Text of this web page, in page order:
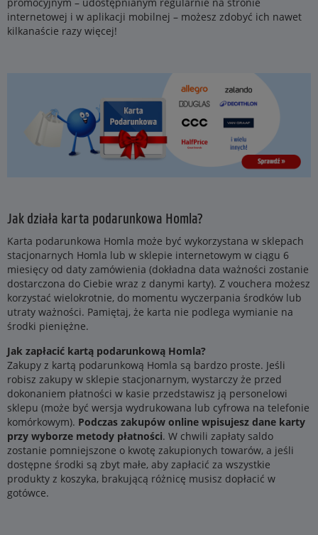
internetowej i w aplikacji mobilnej – możesz zdobyć ich nawet
kilkanaście razy więcej!
Jak działa karta podarunkowa Homla?
Karta podarunkowa Homla może być wykorzystana w sklepach
stacjonarnych Homla lub w sklepie internetowym w ciągu 6
miesięcy od daty zamówienia (dokładna data ważności zostanie
dostarczona do Ciebie wraz z danymi karty). Z vouchera możesz
korzystać wielokrotnie, do momentu wyczerpania środków lub
utraty ważności. Pamiętaj, że karta nie podlega wymianie na
środki pieniężne.
Jak zapłacić kartą podarunkową Homla?
Zakupy z kartą podarunkową Homla są bardzo proste. Jeśli
robisz zakupy w sklepie stacjonarnym, wystarczy że przed
dokonaniem płatności w kasie przedstawisz ją personelowi
sklepu (może być wersja wydrukowana lub cyfrowa na telefonie
komórkowym). Podczas zakupów online wpisujesz dane karty
przy wyborze metody płatności. W chwili zapłaty saldo
zostanie pomniejszone o kwotę zakupionych towarów, a jeśli
dostępne środki są zbyt małe, aby zapłacić za wszystkie
produkty z koszyka, brakującą różnicę musisz dopłacić w
gotówce.